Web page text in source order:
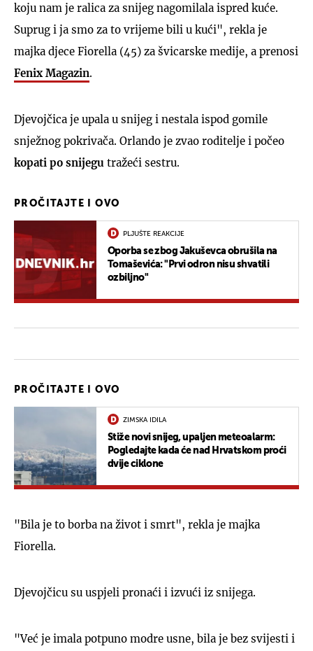
koju nam je ralica za snijeg nagomilala ispred kuće.
Suprug i ja smo za to vrijeme bili u kući", rekla je
majka djece Fiorella (45) za švicarske medije, a prenosi
Fenix Magazin.
Djevojčica je upala u snijeg i nestala ispod gomile
snježnog pokrivača. Orlando je zvao roditelje i počeo
kopati po snijegu tražeći sestru.
PROČITAJTE I OVO
PLJUŠTE REAKCIJE
Oporba se zbog Jakuševca obrušila na
Tomaševića: "Prvi odron nisu shvatili
ozbiljno"
PROČITAJTE I OVO
ZIMSKA IDILA
Stiže novi snijeg, upaljen meteoalarm:
Pogledajte kada će nad Hrvatskom proći
dvije ciklone
"Bila je to borba na život i smrt", rekla je majka
Fiorella.
Djevojčicu su uspjeli pronaći i izvući iz snijega.
"Već je imala potpuno modre usne, bila je bez svijesti i